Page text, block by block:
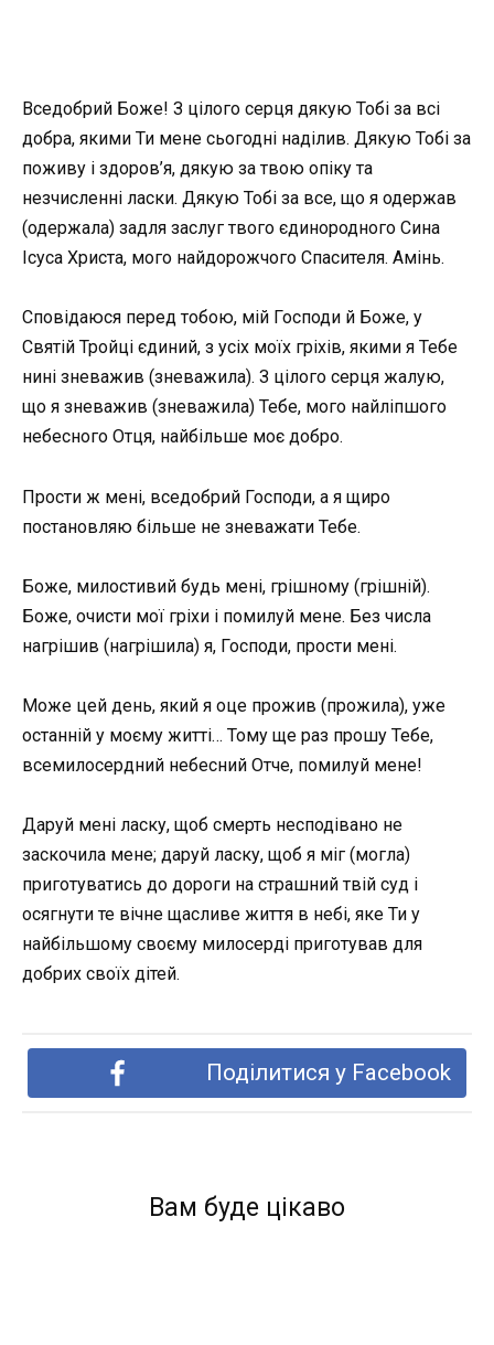
Вседобрий Боже! З цілого серця дякую Тобі за всі
добра, якими Ти мене сьогодні наділив. Дякую Тобі за
поживу і здоров’я, дякую за твою опіку та
незчисленні ласки. Дякую Тобі за все, що я одержав
(одержала) задля заслуг твого єдинородного Сина
Ісуса Христа, мого найдорожчого Спасителя. Амінь.
Сповідаюся перед тобою, мій Господи й Боже, у
Святій Тройці єдиний, з усіх моїх гріхів, якими я Тебе
нині зневажив (зневажила). З цілого серця жалую,
що я зневажив (зневажила) Тебе, мого найліпшого
небесного Отця, найбільше моє добро.
Прости ж мені, вседобрий Господи, а я щиро
постановляю більше не зневажати Тебе.
Боже, милостивий будь мені, грішному (грішній).
Боже, очисти мої гріхи і помилуй мене. Без числа
нагрішив (нагрішила) я, Господи, прости мені.
Може цей день, який я оце прожив (прожила), уже
останній у моєму житті… Тому ще раз прошу Тебе,
всемилосердний небесний Отче, помилуй мене!
Даруй мені ласку, щоб смерть несподівано не
заскочила мене; даруй ласку, щоб я міг (могла)
приготуватись до дороги на страшний твій суд і
осягнути те вічне щасливе життя в небі, яке Ти у
найбільшому своєму милосерді приготував для
добрих своїх дітей.
Поділитися у Facebook
Вам буде цікаво